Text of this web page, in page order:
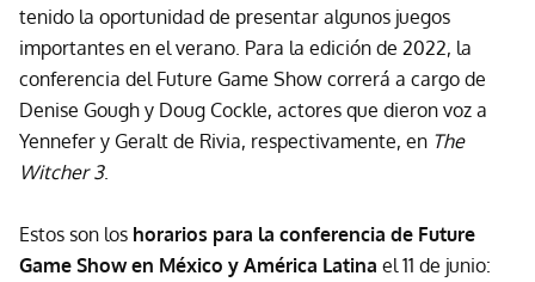
tenido la oportunidad de presentar algunos juegos
importantes en el verano. Para la edición de 2022, la
conferencia del Future Game Show correrá a cargo de
Denise Gough y Doug Cockle, actores que dieron voz a
Yennefer y Geralt de Rivia, respectivamente, en The
Witcher 3.
Estos son los horarios para la conferencia de Future
Game Show en México y América Latina el 11 de junio: